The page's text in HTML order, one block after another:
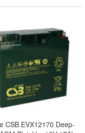
CSB EVX12170 Deep-